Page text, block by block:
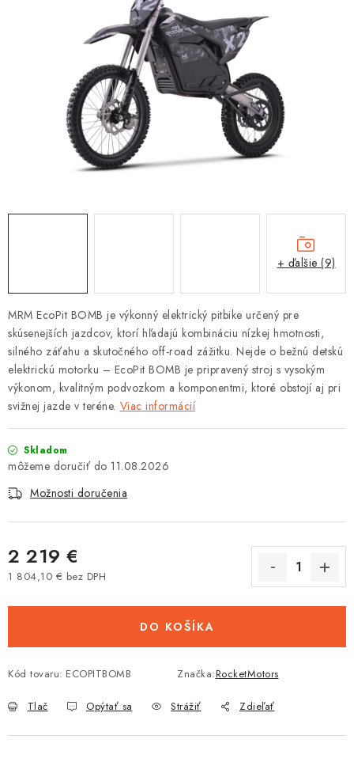
NÁPLNE A KVAPALINY
NÁHRADNÉ DIELY
MONTÁŽNE SLUŽBY
Reklamácia a vrátenie tovaru
Obchodné podmienky
Ochrana osobných údajov
Tabuľky veľkostí odevov, prilieb a obuvi rôznych značiek
MRM EcoPit BOMB je výkonný elektrický pitbike určený pre
skúsenejších jazdcov, ktorí hľadajú kombináciu nízkej hmotnosti,
silného záťahu a skutočného off-road zážitku. Nejde o bežnú detskú
elektrickú motorku – EcoPit BOMB je pripravený stroj s vysokým
výkonom, kvalitným podvozkom a komponentmi, ktoré obstojí aj pri
svižnej jazde v teréne. Viac informácií
Skladom
11.08.2026
Možnosti doručenia
2 219 €
1 804,10 € bez DPH
DO KOŠÍKA
Kód tovaru: ECOPITBOMB Značka:RocketMotors
Tlač Opýtať sa Strážiť Zdieľať
+ ďalšie (9)